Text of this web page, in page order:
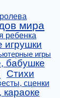
мира
ребенка
игрушки
игры
бабушке
Стихи
сценки